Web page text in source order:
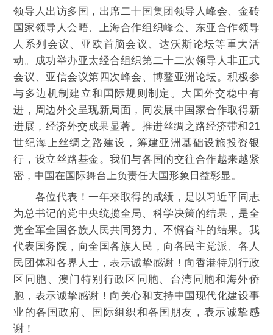
领导人出访多国，出席二十国集团领导人峰会、金砖
国家领导人会晤、上海合作组织峰会、东亚合作领导
人系列会议、亚欧首脑会议、达沃斯论坛等重大活
动。成功举办亚太经合组织第二十二次领导人非正式
会议、亚信会议第四次峰会、博鳌亚洲论坛。积极参
与多边机制建立和国际规则制定。大国外交稳中有
进，周边外交呈现新局面，同发展中国家合作取得新
进展，经济外交成果显著。推进丝绸之路经济带和21
世纪海上丝绸之路建设，筹建亚洲基础设施投资银
行，设立丝路基金。我们与各国的交往合作越来越紧
密，中国在国际舞台上负责任大国形象日益彰显。
各位代表！一年来取得的成绩，是以习近平同志
为总书记的党中央统揽全局、科学决策的结果，是全
党全军全国各族人民共同努力、不懈奋斗的结果。我
代表国务院，向全国各族人民，向各民主党派、各人
民团体和各界人士，表示诚挚感谢！向香港特别行政
区同胞、澳门特别行政区同胞、台湾同胞和海外侨
胞，表示诚挚感谢！向关心和支持中国现代化建设事
业的各国政府、国际组织和各国朋友，表示诚挚感
谢！